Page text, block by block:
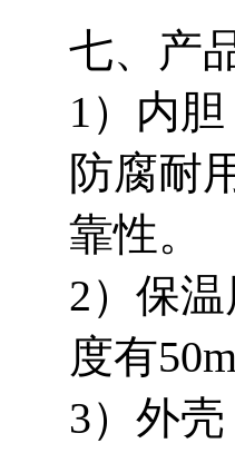
七、产
1）内
防腐耐
靠性。
2）保
度有
3）外